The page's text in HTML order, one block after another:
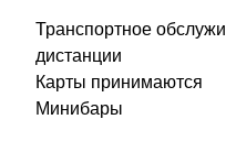
Транспортное
дистанции
Карты принимаются
Минибары